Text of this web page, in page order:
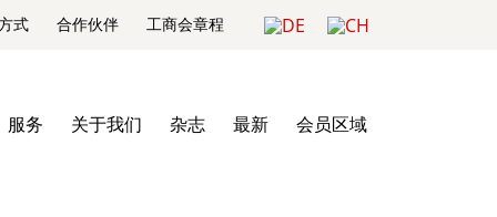
式 合作伙伴 工商会章程
服务 关于我们 杂志 最新 会员区域